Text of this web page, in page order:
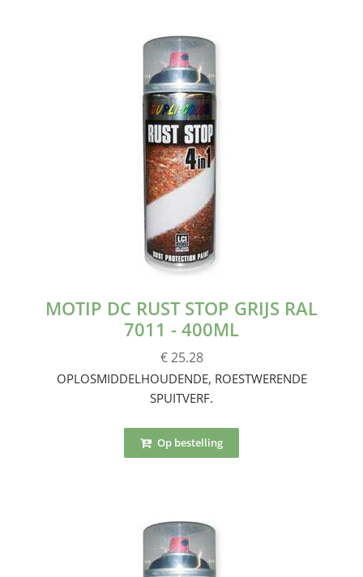
MOTIP DC RUST STOP GRIJS RAL
7011 - 400ML
€ 25.28
OPLOSMIDDELHOUDENDE, ROESTWERENDE
SPUITVERF.
Op bestelling